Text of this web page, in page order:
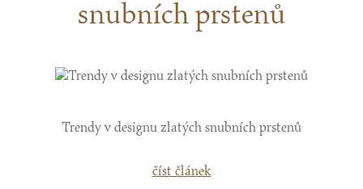
snubních prstenů
Trendy v designu zlatých snubních prstenů
číst článek